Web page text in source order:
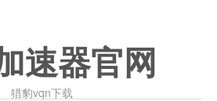
速器官网
猎豹vqn下载